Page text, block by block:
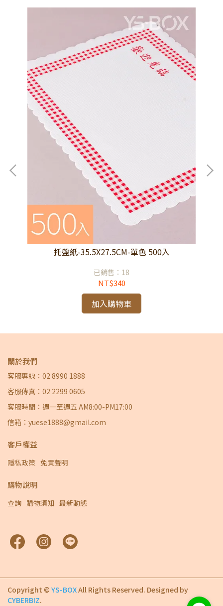
托盤紙-35.5X27.5CM-單色 500入
已銷售：18
NT$340
加入購物車
關於我們
客服專線：02 8990 1888
客服傳真：02 2299 0605
客服時間：週一至週五 AM8:00-PM17:00
信箱：yuese1888@gmail.com
客戶權益
隱私政策 免責聲明
購物說明
查詢 購物須知 最新動態
Copyright © YS-BOXAll Rights Reserved. Designed by
CYBERBIZ.